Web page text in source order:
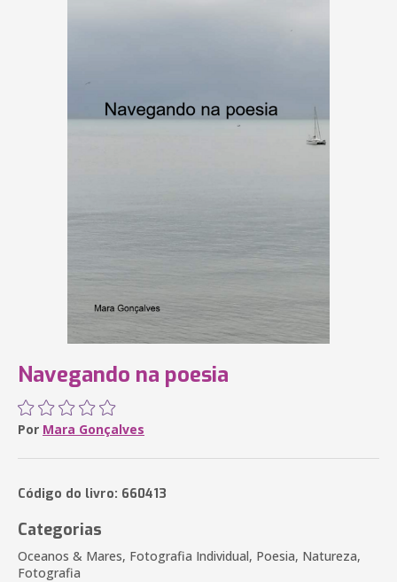
Navegando na poesia
Por Mara Gonçalves
Código do livro: 660413
Categorias
Oceanos & Mares, Fotografia Individual, Poesia, Natureza,
Fotografia